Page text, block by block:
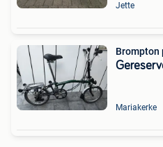
Jette
Mariakerke